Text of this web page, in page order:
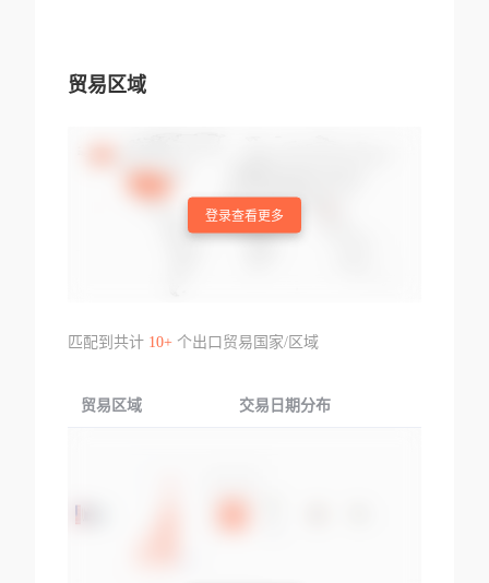
贸易区域
登录查看更多
匹配到共计 10+个出口贸易国家/区域
贸易区域 交易日期分布